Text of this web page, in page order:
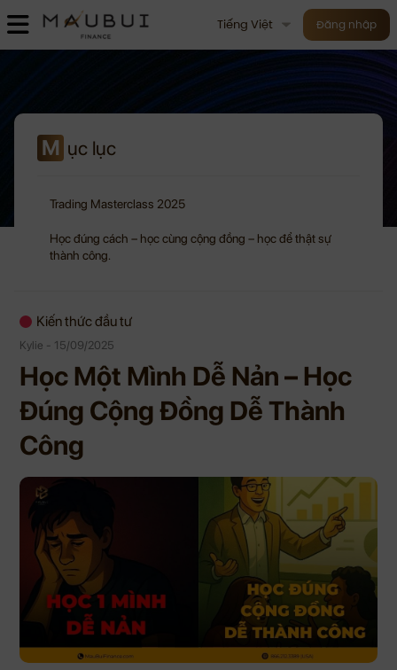
Tiếng Việt Đăng nhập
M ục lục
Trading Masterclass 2025
Học đúng cách – học cùng cộng đồng – học để thật sự
thành công.
Kiến thức đầu tư
Kylie - 15/09/2025
Học Một Mình Dễ Nản – Học
Đúng Cộng Đồng Dễ Thành
Công